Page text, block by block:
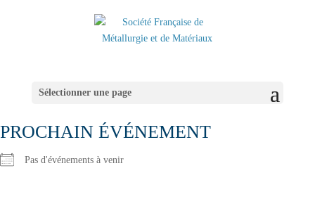
Sélectionner une page
PROCHAIN ÉVÉNEMENT
Pas d'événements à venir